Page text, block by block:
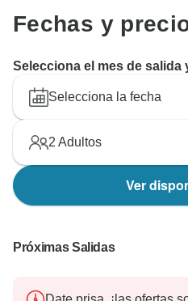
Fechas y
Selecciona el mes de salida
Selecciona la fecha
2 Adultos
Ver
Próximas Salidas